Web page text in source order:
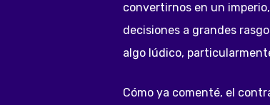
convertirnos en un
decisiones a grandes
algo lúdico,
Cómo ya comenté, el